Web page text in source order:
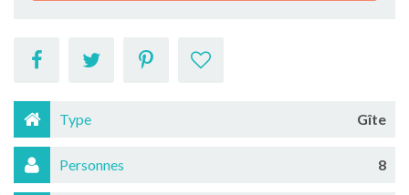
Type Gîte
Personnes 8